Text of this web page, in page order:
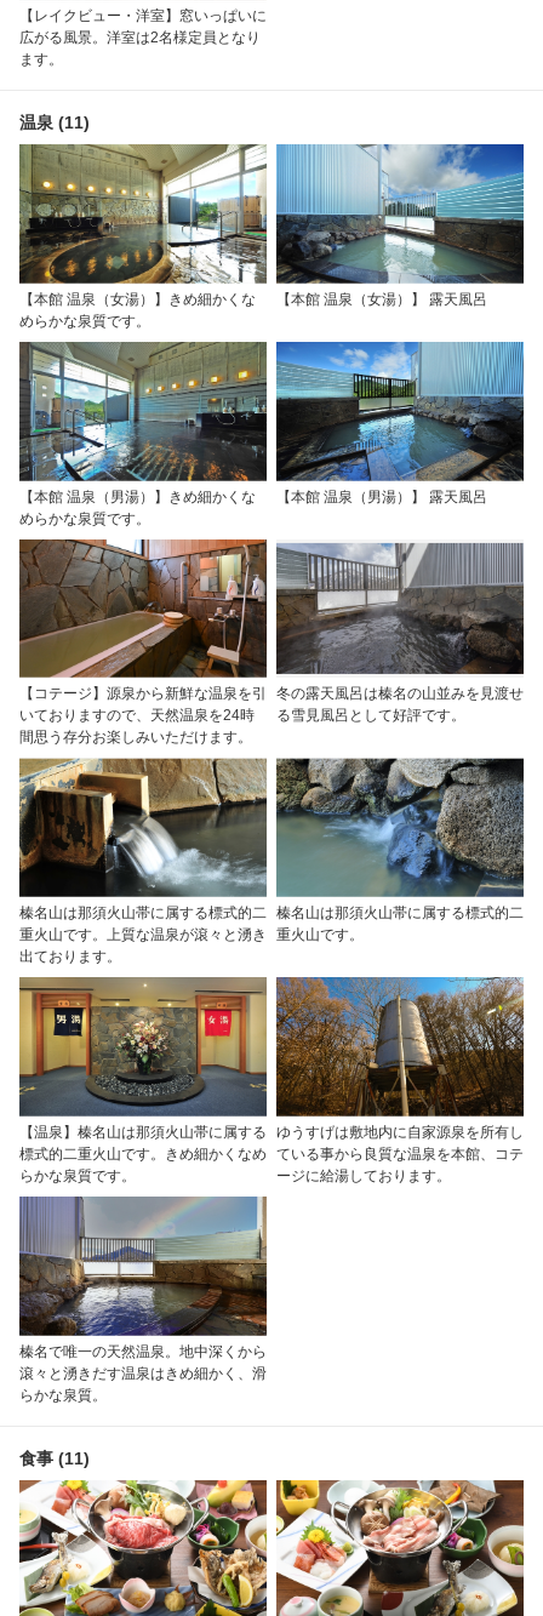
【レイクビュー・洋室】窓いっぱいに
広がる風景。洋室は2名様定員となり
ます。
温泉 (11)
【本館 温泉（女湯）】きめ細かくな
めらかな泉質です。
【本館 温泉（女湯）】 露天風呂
【本館 温泉（男湯）】きめ細かくな
めらかな泉質です。
【本館 温泉（男湯）】 露天風呂
【コテージ】源泉から新鮮な温泉を引
いておりますので、天然温泉を24時
間思う存分お楽しみいただけます。
冬の露天風呂は榛名の山並みを見渡せ
る雪見風呂として好評です。
榛名山は那須火山帯に属する標式的二
重火山です。上質な温泉が滾々と湧き
出ております。
榛名山は那須火山帯に属する標式的二
重火山です。
【温泉】榛名山は那須火山帯に属する
標式的二重火山です。きめ細かくなめ
らかな泉質です。
ゆうすげは敷地内に自家源泉を所有し
ている事から良質な温泉を本館、コテ
ージに給湯しております。
榛名で唯一の天然温泉。地中深くから
滾々と湧きだす温泉はきめ細かく、滑
らかな泉質。
食事 (11)